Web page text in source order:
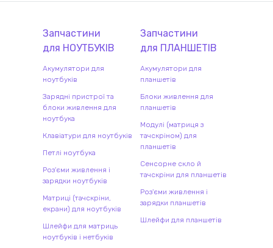
Запчастини
для НОУТБУКІВ
Акумулятори для
ноутбуків
Зарядні пристрої та
блоки живлення для
ноутбука
Клавіатури для ноутбуків
Петлі ноутбука
Роз'єми живлення і
зарядки ноутбуків
Матриці (тачскріни,
екрани) для ноутбуків
Шлейфи для матриць
ноутбуків і нетбуків
Запчастини
для ПЛАНШЕТІВ
Акумулятори для
планшетів
Блоки живлення для
планшетів
Модулі (матриця з
тачскріном) для
планшетів
Сенсорне скло й
тачскріни для планшетів
Роз'єми живлення і
зарядки планшетів
Шлейфи для планшетів